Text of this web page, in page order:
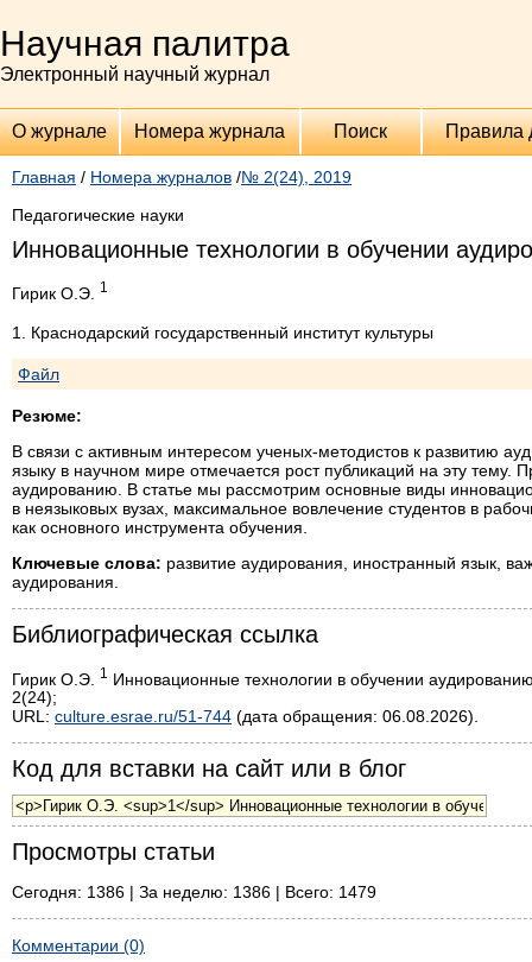
Научная палитра
Электронный научный журнал
О журнале Номера журнала Поиск Правила
Главная / Номера журналов /№ 2(24), 2019
Педагогические науки
Инновационные технологии в обучении
Гирик О.Э. 1
1. Краснодарский государственный институт культуры
Файл
Резюме:
В связи с активным интересом ученых-методистов к развитию
языку в научном мире отмечается рост публикаций на эту тему.
аудированию. В статье мы рассмотрим основные виды
в неязыковых вузах, максимальное вовлечение студентов в
как основного инструмента обучения.
Ключевые слова: развитие аудирования, иностранный язык,
аудирования.
Библиографическая ссылка
Гирик О.Э. 1
Инновационные технологии в обучении
2(24);
URL: culture.esrae.ru/51-744 (дата обращения: 06.08.2026).
Код для вставки на сайт или в блог
Просмотры статьи
Сегодня: 1386 | За неделю: 1386 | Всего: 1479
Комментарии (0)